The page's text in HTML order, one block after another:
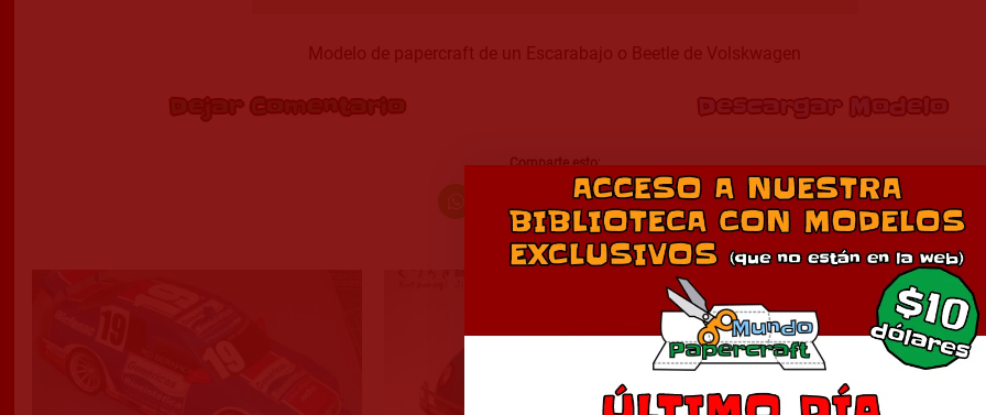
Modelo de papercraft de un Escarabajo o Beetle de Volskwagen
Dejar Comentario Descargar Modelo
Comparte esto:
Más
El auto fantástico, Knight
marzo 8, 2016
En «Autos»